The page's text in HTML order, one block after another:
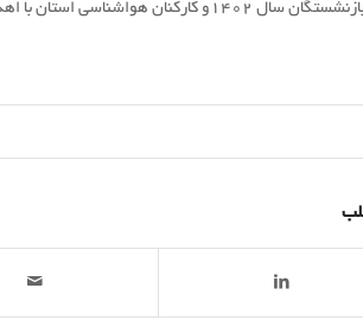
در پایان مسابقات با حضور منصور عزیزخانی سرپرست هواشناسی استان و چند تن از بازنشستگان سال 1402و